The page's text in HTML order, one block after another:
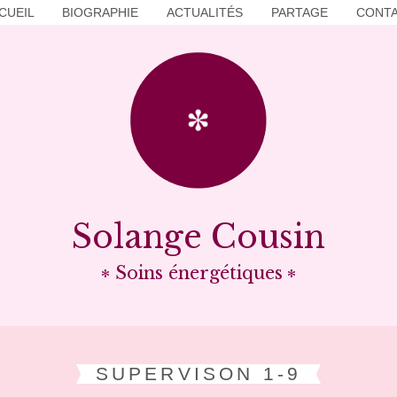
BIOGRAPHIE ACTUALITÉS PARTAGE
Solange Cousin
Soins énergétiques
SUPERVISON 1-9